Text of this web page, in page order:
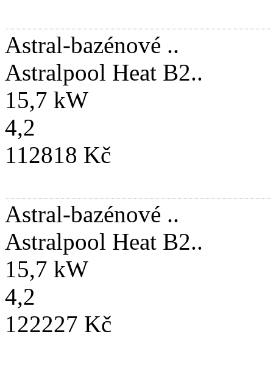
Astral-bazénové ..
Astralpool Heat B2..
15,7 kW
4,2
112818 Kč
Astral-bazénové ..
Astralpool Heat B2..
15,7 kW
4,2
122227 Kč